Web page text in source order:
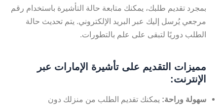
بمجرد تقديم طلبك، يمكنك متابعة حالة التأشيرة باستخدام رقم
مرجعي يُرسل إليك عبر البريد الإلكتروني. يتم تحديث حالة
الطلب دوريًا لتبقى على علم بالتطورات.
مميزات التقديم على تأشيرة الإمارات عبر
الإنترنت:
سهولة وراحة: يمكنك تقديم الطلب من منزلك دون